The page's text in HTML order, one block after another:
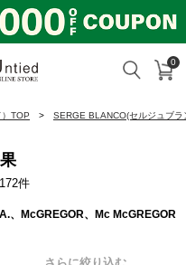
検索 カ
0
TOP SERGE BLANCO(セルジュブ
172件
、McGREGOR、Mc McGREGOR